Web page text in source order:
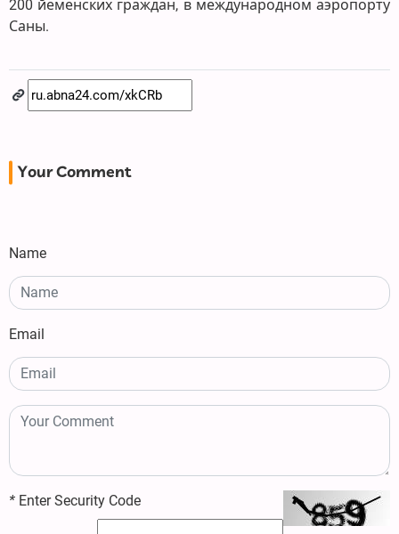
200 йеменских граждан, в международном аэропорту
Саны.
Your Comment
Name
Email
* Enter Security Code